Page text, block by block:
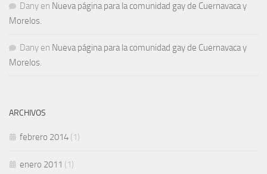
Dany en Nueva página para la comunidad gay de Cuernavaca y
Morelos.
Dany en Nueva página para la comunidad gay de Cuernavaca y
Morelos.
ARCHIVOS
febrero 2014 (1)
enero 2011 (1)